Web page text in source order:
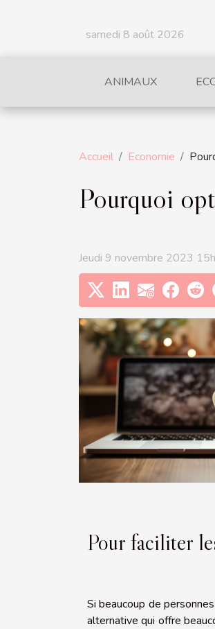
samedi 8 août 2026
ANIMAUX
Accueil Economie
Pourquoi
Jeudi 9 novembre 2023 15h
Pour faciliter
Si beaucoup de
alternative qui offre